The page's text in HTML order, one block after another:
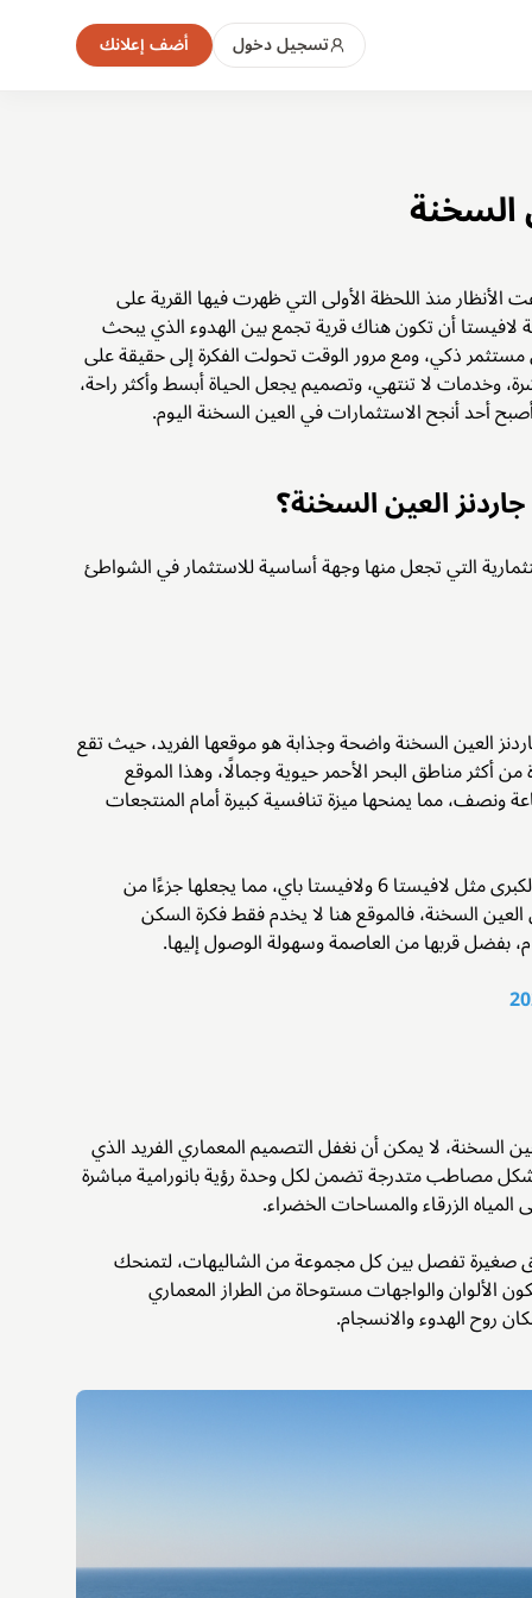
تسجيل دخول أضف إعلانك
السخنة
منذ اللحظة الأولى التي ظهرت فيها القرية على
أن تكون هناك قرية تجمع بين الهدوء الذي يبحث
مستثمر ذكي، ومع مرور الوقت تحولت الفكرة إلى حقيقة على
وخدمات لا تنتهي، وتصميم يجعل الحياة أبسط وأكثر راحة،
أحد أنجح الاستثمارات في العين السخنة اليوم.
العين السخنة؟
التي تجعل منها وجهة أساسية للاستثمار في الشواطئ
العين السخنة واضحة وجذابة هو موقعها الفريد، حيث تقع
واحدة من أكثر مناطق البحر الأحمر حيوية وجمالًا، وهذا الموقع
مما يمنحها ميزة تنافسية كبيرة أمام المنتجعات
إضافة إلى ذلك تقع القرية بالقرب من العديد من القرى السياحية الكبرى مثل لافيستا 6 ولافيستا باي، مما يجعلها جزءًا من
السخنة، فالموقع هنا لا يخدم فقط فكرة السكن
بفضل قربها من العاصمة وسهولة الوصول إليها.
السخنة، لا يمكن أن نغفل التصميم المعماري الفريد الذي
مصاطب متدرجة تضمن لكل وحدة رؤية بانورامية مباشرة
المياه الزرقاء والمساحات الخضراء.
صغيرة تفصل بين كل مجموعة من الشاليهات، لتمنحك
الألوان والواجهات مستوحاة من الطراز المعماري
روح الهدوء والانسجام.